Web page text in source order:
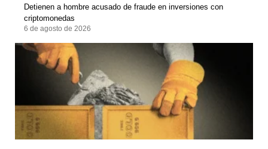
Detienen a hombre acusado de fraude en inversiones con
criptomonedas
6 de agosto de 2026